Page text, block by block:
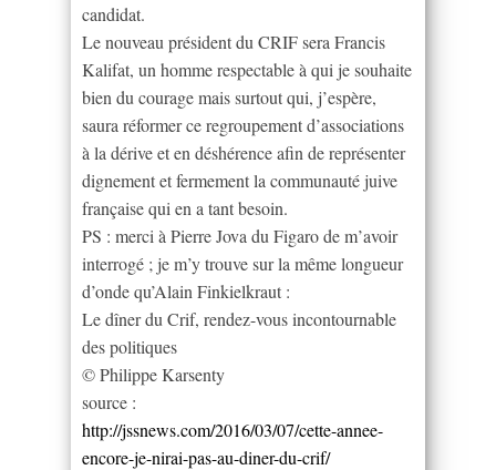
candidat.
Le nouveau président du CRIF sera Francis
Kalifat, un homme respectable à qui je souhaite
bien du courage mais surtout qui, j’espère,
saura réformer ce regroupement d’associations
à la dérive et en déshérence afin de représenter
dignement et fermement la communauté juive
française qui en a tant besoin.
PS : merci à Pierre Jova du Figaro de m’avoir
interrogé ; je m’y trouve sur la même longueur
d’onde qu’Alain Finkielkraut :
Le dîner du Crif, rendez-vous incontournable
des politiques
© Philippe Karsenty
source :
http://jssnews.com/2016/03/07/cette-annee-
encore-je-nirai-pas-au-diner-du-crif/